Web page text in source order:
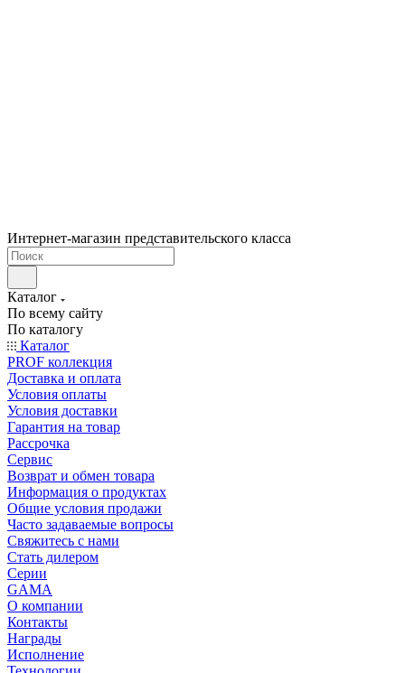
Интернет-магазин представительского класса
Каталог
По всему сайту
По каталогу
Каталог
PROF коллекция
Доставка и оплата
Условия оплаты
Условия доставки
Гарантия на товар
Рассрочка
Сервис
Возврат и обмен товара
Информация о продуктах
Общие условия продажи
Часто задаваемые вопросы
Свяжитесь с нами
Стать дилером
Серии
GAMA
О компании
Контакты
Награды
Исполнение